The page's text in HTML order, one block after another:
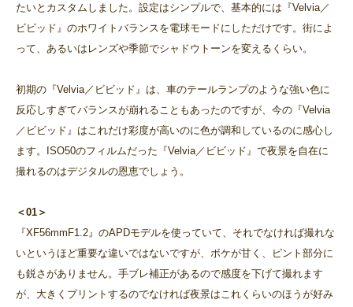
たいとカスタムしました。設定はシンプルで、基本的には『Velvia／
ビビッド』のホワイトバランスを電球モードにしただけです。街によ
って、あるいはレンズや季節でシャドウトーンを変えるくらい。
初期の『Velvia／ビビッド』は、車のテールランプのような強い色に
反応しすぎてバランスが崩れることもあったのですが、今の『Velvia
／ビビッド』はこれだけ彩度が高いのに色が調和しているのに感心し
ます。ISO50のフィルムだった『Velvia／ビビッド』で夜景を自在に
撮れるのはデジタルの恩恵でしょう。
＜01＞
『XF56mmF1.2』のAPDモデルを使っていて、それでなければ撮れな
いというほど重要な違いではないですが、ボケが甘く、ピント部分に
も鋭さがありません。手ブレ補正があるので感度を下げて撮れます
が、大きくプリントするのでなければ夜景はこれくらいのほうが好み